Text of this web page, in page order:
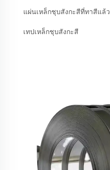
แผ่นเหล็กชุบสังกะสีที่ทาสีแล้ว
เทปเหล็กชุบสังกะสี